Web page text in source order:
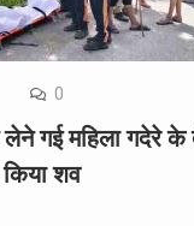
0
गई महिला गदेरे के
शव